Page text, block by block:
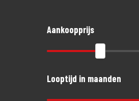
Aankoopprijs
Looptijd in maanden